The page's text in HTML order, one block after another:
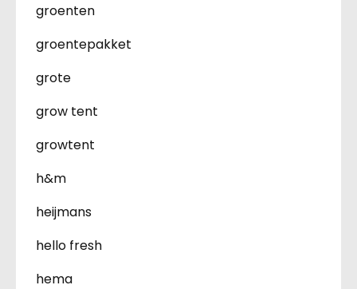
groenten
groentepakket
grote
grow tent
growtent
h&m
heijmans
hello fresh
hema